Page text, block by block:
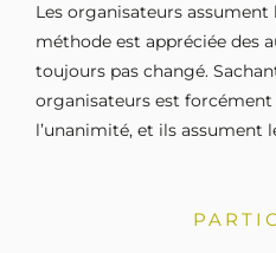
Les organisateurs
méthode est appréciée des
toujours pas changé.
organisateurs est
l’unanimité, et ils assument